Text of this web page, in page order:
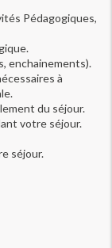
Pédagogiques,
enchainements).
à
du séjour.
votre séjour.
séjour.